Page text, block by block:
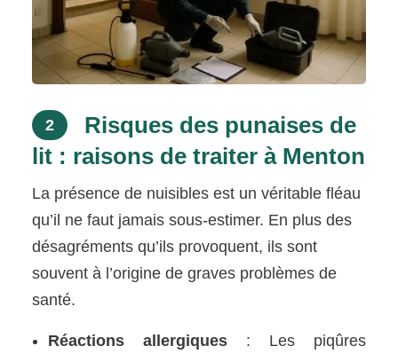
2
Risques des punaises de
lit : raisons de traiter à Menton
La présence de nuisibles est un véritable fléau
qu’il ne faut jamais sous-estimer. En plus des
désagréments qu’ils provoquent, ils sont
souvent à l’origine de graves problèmes de
santé.
Réactions allergiques : Les piqûres